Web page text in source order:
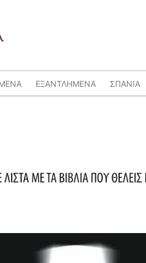
ΕΞΑΝΤΛΗΜΕΝΑ ΣΠΑΝΙΑ